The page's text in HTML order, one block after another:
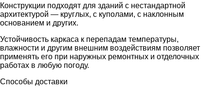
Конструкции подходят для зданий с нестандартной
архитектурой — круглых, с куполами, с наклонным
основанием и других.
Устойчивость каркаса к перепадам температуры,
влажности и другим внешним воздействиям позволяет
применять его при наружных ремонтных и отделочных
работах в любую погоду.
Способы доставки